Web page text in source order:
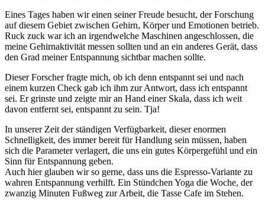
Eines Tages haben wir einen seiner Freude besucht, der Forschung
auf diesem Gebiet zwischen Gehirn, Körper und Emotionen betrieb.
Ruck zuck war ich an irgendwelche Maschinen angeschlossen, die
meine Gehirnaktivität messen sollten und an ein anderes Gerät, dass
den Grad meiner Entspannung sichtbar machen sollte.
Dieser Forscher fragte mich, ob ich denn entspannt sei und nach
einem kurzen Check gab ich ihm zur Antwort, dass ich entspannt
sei. Er grinste und zeigte mir an Hand einer Skala, dass ich weit
davon entfernt sei, entspannt zu sein. Tja!
In unserer Zeit der ständigen Verfügbarkeit, dieser enormen
Schnelligkeit, des immer bereit für Handlung sein müssen, haben
sich die Parameter verlagert, die uns ein gutes Körpergefühl und ein
Sinn für Entspannung geben.
Auch hier glauben wir so gerne, dass uns die Espresso-Variante zu
wahren Entspannung verhilft. Ein Stündchen Yoga die Woche, der
zwanzig Minuten Fußweg zur Arbeit, die Tasse Cafe im Stehen.